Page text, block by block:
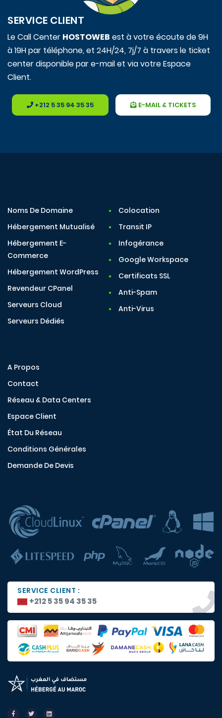
SERVICE CLIENT
Le Call Center HOSTOWEB est à votre écoute de 9H
à 19H par téléphone, et 24H/24, 7j/7 à travers le ticket
center disponible par e-mail et via votre Espace
Client.
+212 5 35 94 35 35 E-MAIL & TICKETS
Noms De Domaine
Hébergement Mutualisé
Hébergement E-
Commerce
Hébergement WordPress
Revendeur CPanel
Serveurs Cloud
Serveurs Dédiés
Colocation
Transit IP
Infogérance
Google Workspace
Certificats SSL
Anti-Spam
Anti-Virus
A Propos
Contact
Réseau & Data Centers
Espace Client
État Du Réseau
Conditions Générales
Demande De Devis
SERVICE CLIENT :
+212 5 35 94 35 35